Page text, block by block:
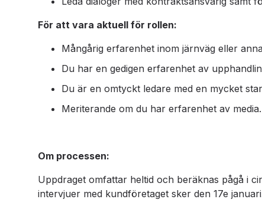
För att vara aktuell för rollen:
Mångårig erfarenhet inom järnväg eller
Du har en gedigen erfarenhet av
Du är en omtyckt ledare med en mycket
Meriterande om du har erfarenhet av media.
Om processen:
Uppdraget omfattar heltid och beräknas pågå i
intervjuer med kundföretaget sker den 17e